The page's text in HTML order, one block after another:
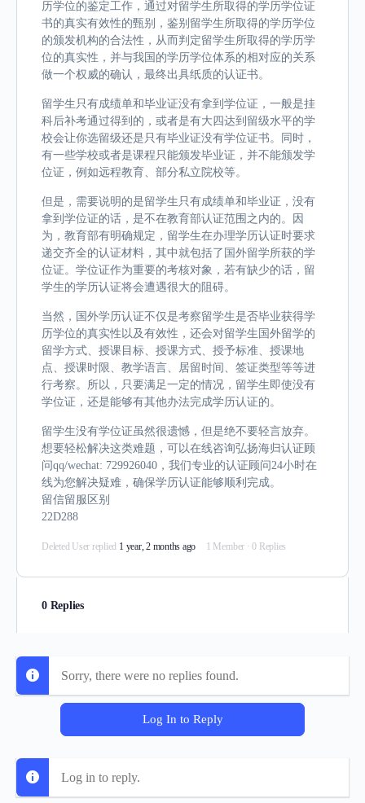
历学位的鉴定工作，通过对留学生所取得的学历学位证
书的真实有效性的甄别，鉴别留学生所取得的学历学位
的颁发机构的合法性，从而判定留学生所取得的学历学
位的真实性，并与我国的学历学位体系的相对应的关系
做一个权威的确认，最终出具纸质的认证书。
留学生只有成绩单和毕业证没有拿到学位证，一般是挂
科后补考通过得到的，或者是有大四达到留级水平的学
校会让你选留级还是只有毕业证没有学位证书。同时，
有一些学校或者是课程只能颁发毕业证，并不能颁发学
位证，例如远程教育、部分私立院校等。
但是，需要说明的是留学生只有成绩单和毕业证，没有
拿到学位证的话，是不在教育部认证范围之内的。因
为，教育部有明确规定，留学生在办理学历认证时要求
递交齐全的认证材料，其中就包括了国外留学所获的学
位证。学位证作为重要的考核对象，若有缺少的话，留
学生的学历认证将会遭遇很大的阻碍。
当然，国外学历认证不仅是考察留学生是否毕业获得学
历学位的真实性以及有效性，还会对留学生国外留学的
留学方式、授课目标、授课方式、授予标准、授课地
点、授课时限、教学语言、居留时间、签证类型等等进
行考察。所以，只要满足一定的情况，留学生即使没有
学位证，还是能够有其他办法完成学历认证的。
留学生没有学位证虽然很遗憾，但是绝不要轻言放弃。
想要轻松解决这类难题，可以在线咨询弘扬海归认证顾
问qq/wechat: 729926040，我们专业的认证顾问24小时在
线为您解决疑难，确保学历认证能够顺利完成。
留信留服区别
22D288
Deleted User replied 1 year, 2 months ago 1 Member · 0 Replies
0 Replies
Sorry, there were no replies found.
Log In to Reply
Log in to reply.